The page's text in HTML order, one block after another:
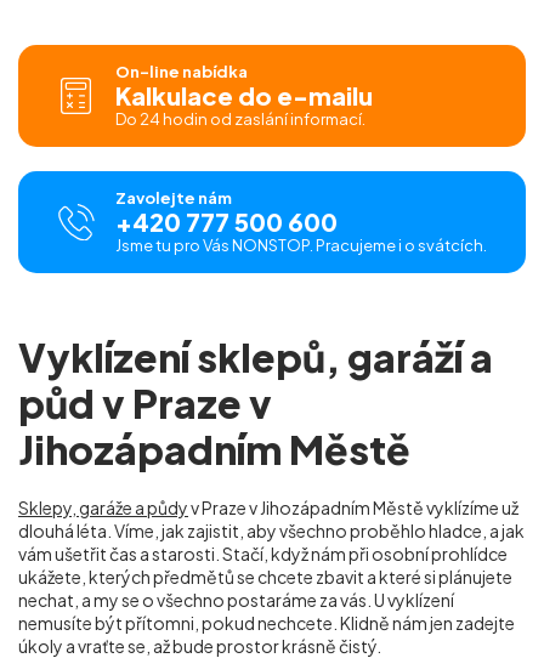
On-line nabídka
Kalkulace do e-mailu
Do 24 hodin od zaslání informací.
Zavolejte nám
+420 777 500 600
Jsme tu pro Vás NONSTOP. Pracujeme i o svátcích.
Vyklízení sklepů, garáží a
půd v Praze v
Jihozápadním Městě
Sklepy, garáže a půdyv Praze v Jihozápadním Městěvyklízíme už
dlouhá léta. Víme, jak zajistit, aby všechno proběhlo hladce, a jak
vám ušetřit čas a starosti. Stačí, když nám při osobní prohlídce
ukážete, kterých předmětů se chcete zbavit a které si plánujete
nechat, a my se o všechno postaráme za vás. U vyklízení
nemusíte být přítomni, pokud nechcete. Klidně nám jen zadejte
úkoly a vraťte se, až bude prostor krásně čistý.